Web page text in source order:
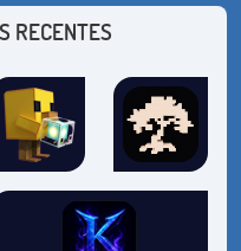
RECENTES